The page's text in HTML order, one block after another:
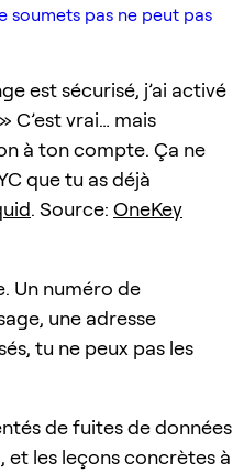
soumets pas ne peut pas
est sécurisé, j’ai activé
C’est vrai… mais
à ton compte. Ça ne
que tu as déjà
. Source: OneKey
Un numéro de
une adresse
tu ne peux pas les
de fuites de données
et les leçons concrètes à